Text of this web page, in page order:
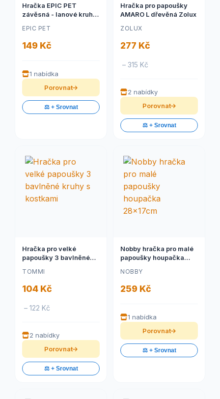
Hračka EPIC PET
závěsná - lanové kruhy
EPIC PET
149 Kč
1 nabídka
Porovnat
⚖️ + Srovnat
Hračka pro papoušky
AMARO L dřevěná Zolux
ZOLUX
277 Kč
– 315 Kč
2 nabídky
Porovnat
⚖️ + Srovnat
Hračka pro velké
papoušky 3 bavlněné
TOMMI
104 Kč
– 122 Kč
2 nabídky
Porovnat
⚖️ + Srovnat
Nobby hračka pro malé
papoušky houpačka
NOBBY
259 Kč
1 nabídka
Porovnat
⚖️ + Srovnat